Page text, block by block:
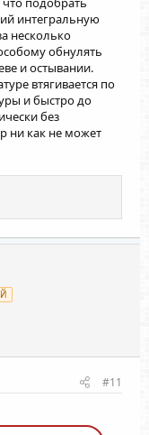
интегральную
несколько
обнулять
и остывании.
втягивается по
и быстро до
без
ни как не может
#11